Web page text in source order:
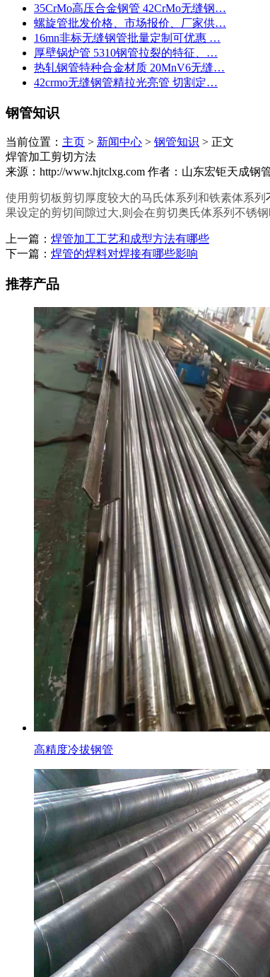
35CrMo高压合金钢管 42CrMo无缝钢…
螺旋管批发价格、市场报价、厂家供…
16mn非标无缝钢管批量定制可优惠 …
厚壁锅炉管 5310钢管拉裂的特征、…
热轧钢管特种合金材质 20MnV6无缝…
42crmo无缝钢管精拉光亮管 切割定…
钢管知识
当前位置： 主页 > 新闻中心 > 钢管知识 > 正文
焊管加工剪切方法
来源：http://www.hjtclxg.com 作者：山东宏钜天成钢
使用剪切板剪切厚度较大的马氏体系列和铁素体系列
果设定的剪切间隙过大,则会在剪切奥氏体系列不锈
上一篇： 焊管加工工艺和成型方法有哪些
下一篇： 焊管的焊料对焊接有哪些影响
推荐产品
高精度冷拔钢管